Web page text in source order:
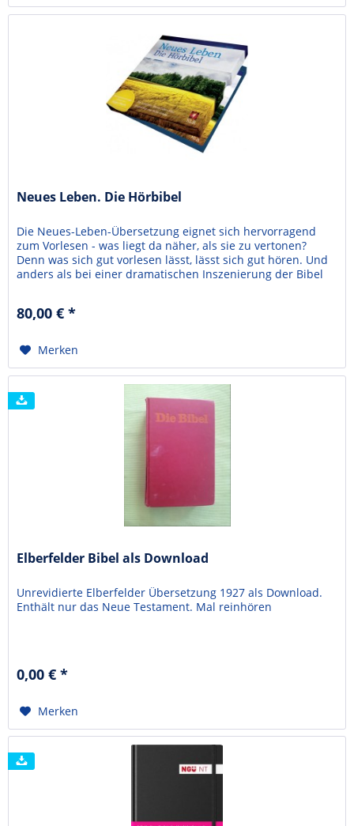
Neues Leben. Die Hörbibel
Die Neues-Leben-Übersetzung eignet sich hervorragend
zum Vorlesen - was liegt da näher, als sie zu vertonen?
Denn was sich gut vorlesen lässt, lässt sich gut hören. Und
anders als bei einer dramatischen Inszenierung der Bibel
auch von einer kleinen Einleitung...
80,00 € *
Merken
Elberfelder Bibel als Download
Unrevidierte Elberfelder Übersetzung 1927 als Download.
Enthält nur das Neue Testament. Mal reinhören
0,00 € *
Merken